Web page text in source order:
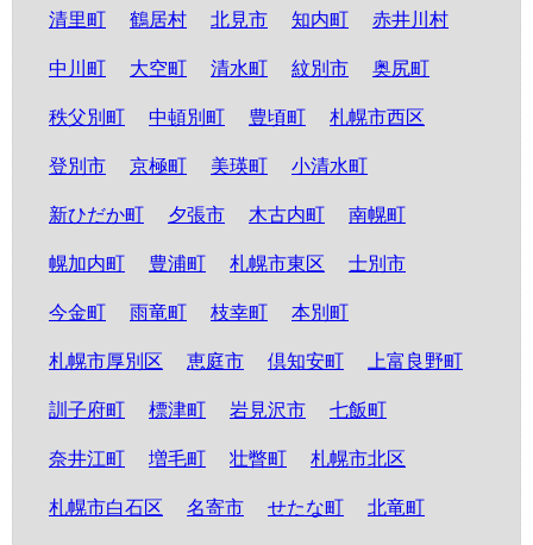
清里町 鶴居村 北見市 知内町 赤井川村
中川町 大空町 清水町 紋別市 奥尻町
秩父別町 中頓別町 豊頃町 札幌市西区
登別市 京極町 美瑛町 小清水町
新ひだか町 夕張市 木古内町 南幌町
幌加内町 豊浦町 札幌市東区 士別市
今金町 雨竜町 枝幸町 本別町
札幌市厚別区 恵庭市 倶知安町 上富良野町
訓子府町 標津町 岩見沢市 七飯町
奈井江町 増毛町 壮瞥町 札幌市北区
札幌市白石区 名寄市 せたな町 北竜町